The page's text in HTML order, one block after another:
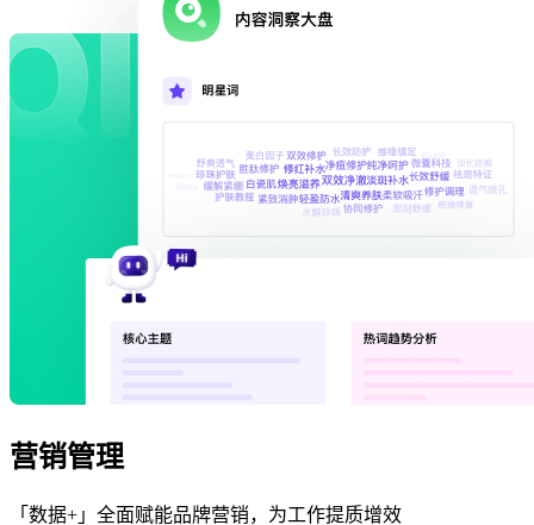
营销管理
「数据+」全面赋能品牌营销，为工作提质增效